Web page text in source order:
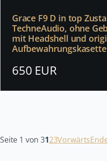
Grace F9 D in top
TechneAudio, ohne
mit Headshell und
650 EUR
Seite 1 von 3123Vorwärts